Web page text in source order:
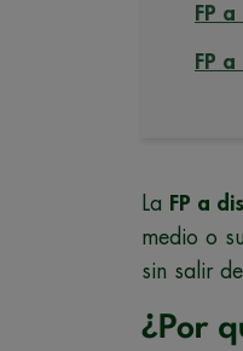
FP
FP
La FP a
medio o
sin salir
¿Por